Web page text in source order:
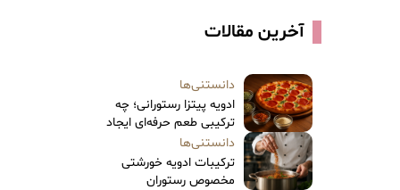
آخرین مقالات
دانستنی‌ها
ادویه پیتزا رستورانی؛ چه
ترکیبی طعم حرفه‌ای ایجاد
می‌کند؟
دانستنی‌ها
ترکیبات ادویه خورشتی
مخصوص رستوران